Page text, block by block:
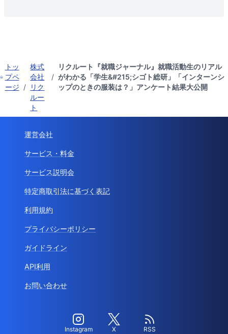
トッ
プペ
ージ /
株式
会社
リク
ルー
ト
/
リクルート『就職ジャーナル』就職活動生のリアル
がわかる「学生&#215;シゴト総研」「インターンシ
ップのときの服装は？」アンケート結果大公開
運営会社
サービス・料金
サービス説明会
特定商取引法に基づく表記
利用規約
プライバシーポリシー
ガイドライン
API利用
お問い合わせ
Instagram X RSS